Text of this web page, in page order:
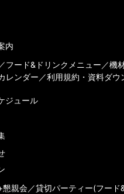
内
フード&ドリンクメニュー
機
レンダー
利用規約・資料ダウ
ジュール
懇親会
貸切パーティー(フード